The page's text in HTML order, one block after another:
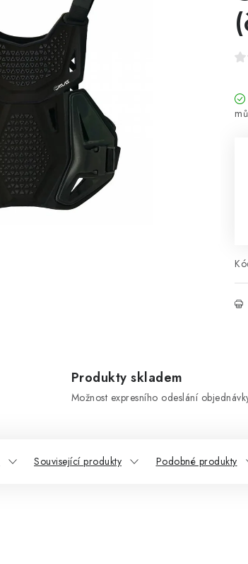
Produkty skladem
Možnost expresního odeslání
Související produkty Podobné produkty